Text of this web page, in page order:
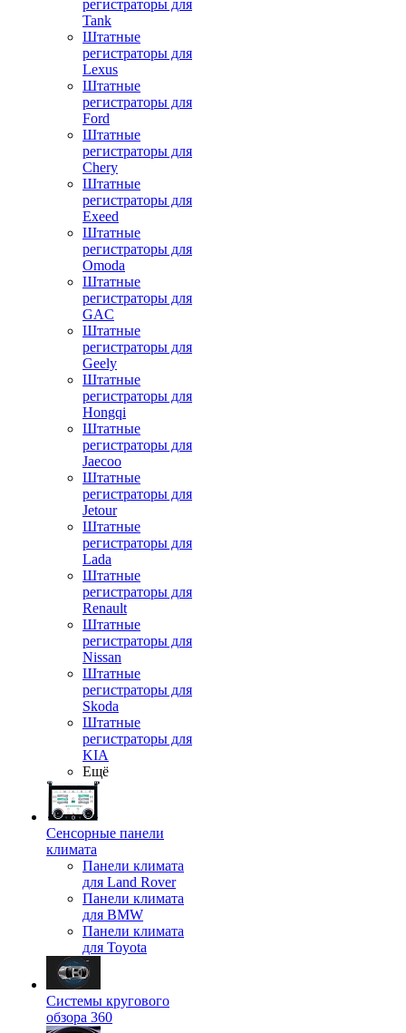
регистраторы для
Tank
Штатные
регистраторы для
Lexus
Штатные
регистраторы для
Ford
Штатные
регистраторы для
Chery
Штатные
регистраторы для
Exeed
Штатные
регистраторы для
Omoda
Штатные
регистраторы для
GAC
Штатные
регистраторы для
Geely
Штатные
регистраторы для
Hongqi
Штатные
регистраторы для
Jaecoo
Штатные
регистраторы для
Jetour
Штатные
регистраторы для
Lada
Штатные
регистраторы для
Renault
Штатные
регистраторы для
Nissan
Штатные
регистраторы для
Skoda
Штатные
регистраторы для
KIA
Ещё
Сенсорные панели
климата
Панели климата
для Land Rover
Панели климата
для BMW
Панели климата
для Toyota
Системы кругового
обзора 360